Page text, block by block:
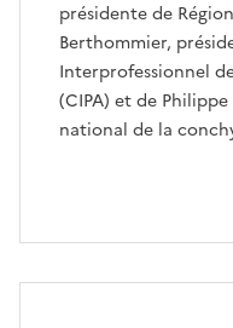
présidente de
Berthommier,
Interprofessionnel
(CIPA) et de
national de la